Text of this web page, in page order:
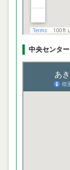
中央センター